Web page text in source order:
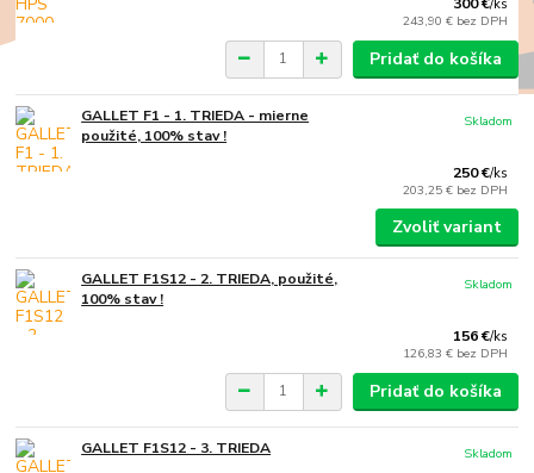
/ks
243,90 € bez DPH
Pridať do košíka
GALLET F1 - 1. TRIEDA - mierne
použité, 100% stav !
250 €/ks
203,25 € bez DPH
Skladom
Zvoliť variant
GALLET F1S12 - 2. TRIEDA, použité,
100% stav !
156 €/ks
126,83 € bez DPH
Skladom
Pridať do košíka
GALLET F1S12 - 3. TRIEDA
Skladom